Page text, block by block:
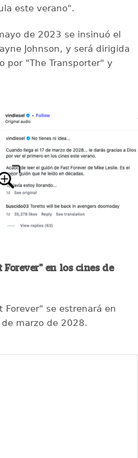
este verano".
de 2023 se insinuó el
Johnson, y será dirigida
por "The Transporter" y
Forever" en los cines de
Forever" se estrenará en
marzo de 2028.